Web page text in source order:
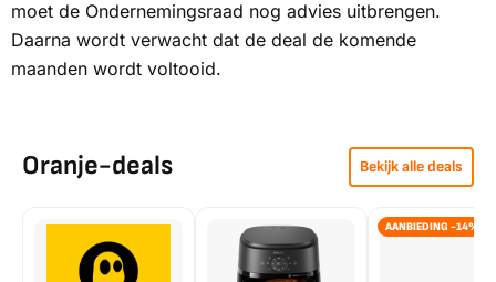
moet de Ondernemingsraad nog advies uitbrengen.
Daarna wordt verwacht dat de deal de komende
maanden wordt voltooid.
Oranje-deals Bekijk alle deals
AANBIEDING -14%